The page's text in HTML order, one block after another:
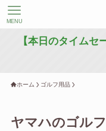
MENU
【本日のタイム
ホーム ゴルフ用品
ヤマハのゴル